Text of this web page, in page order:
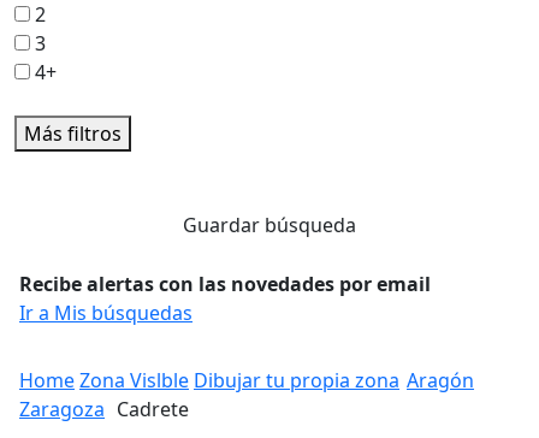
2
3
4+
Más filtros
Guardar búsqueda
Recibe alertas con las novedades por email
Ir a Mis búsquedas
HomeZona Vislble Dibujar tu propia zona Aragón
Zaragoza Cadrete